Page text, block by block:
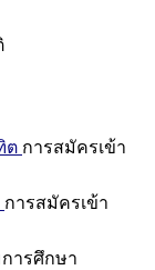
ต การสมัครเข้า
การสมัครเข้า
ารศึกษา